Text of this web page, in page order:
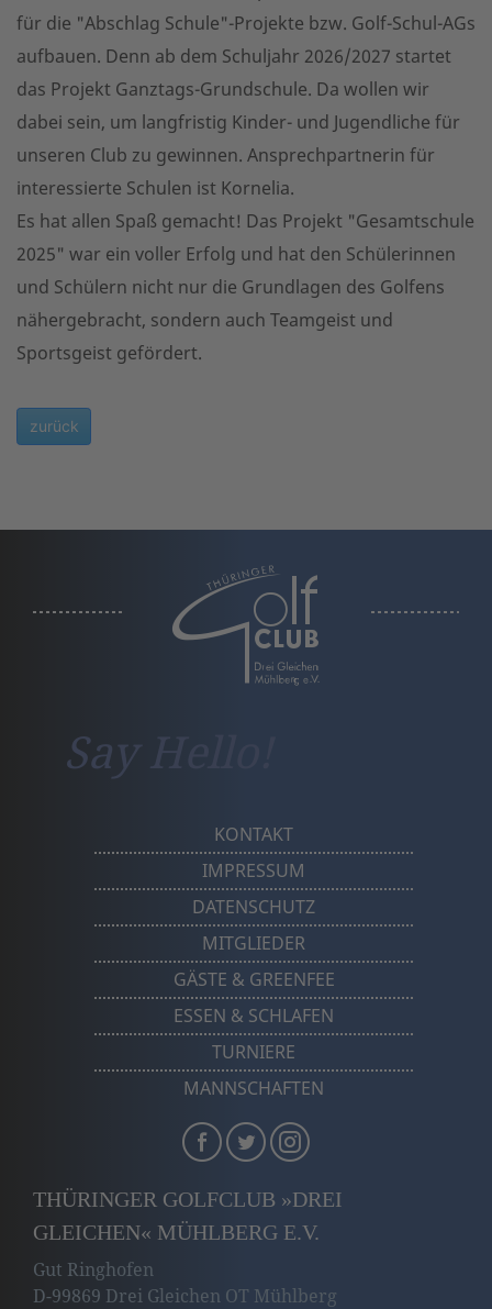
für die "Abschlag Schule"-Projekte bzw. Golf-Schul-AGs
aufbauen. Denn ab dem Schuljahr 2026/2027 startet
das Projekt Ganztags-Grundschule. Da wollen wir
dabei sein, um langfristig Kinder- und Jugendliche für
unseren Club zu gewinnen. Ansprechpartnerin für
interessierte Schulen ist Kornelia.
Es hat allen Spaß gemacht! Das Projekt "Gesamtschule
2025" war ein voller Erfolg und hat den Schülerinnen
und Schülern nicht nur die Grundlagen des Golfens
nähergebracht, sondern auch Teamgeist und
Sportsgeist gefördert.
zurück
a
Say Hello!
KONTAKT
IMPRESSUM
DATENSCHUTZ
MITGLIEDER
GÄSTE & GREENFEE
ESSEN & SCHLAFEN
TURNIERE
MANNSCHAFTEN
THÜRINGER GOLFCLUB »DREI
GLEICHEN« MÜHLBERG E.V.
Gut Ringhofen
D-99869 Drei Gleichen OT Mühlberg